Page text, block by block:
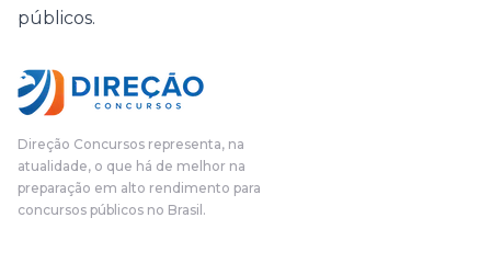
públicos.
Direção Concursos representa, na
atualidade, o que há de melhor na
preparação em alto rendimento para
concursos públicos no Brasil.